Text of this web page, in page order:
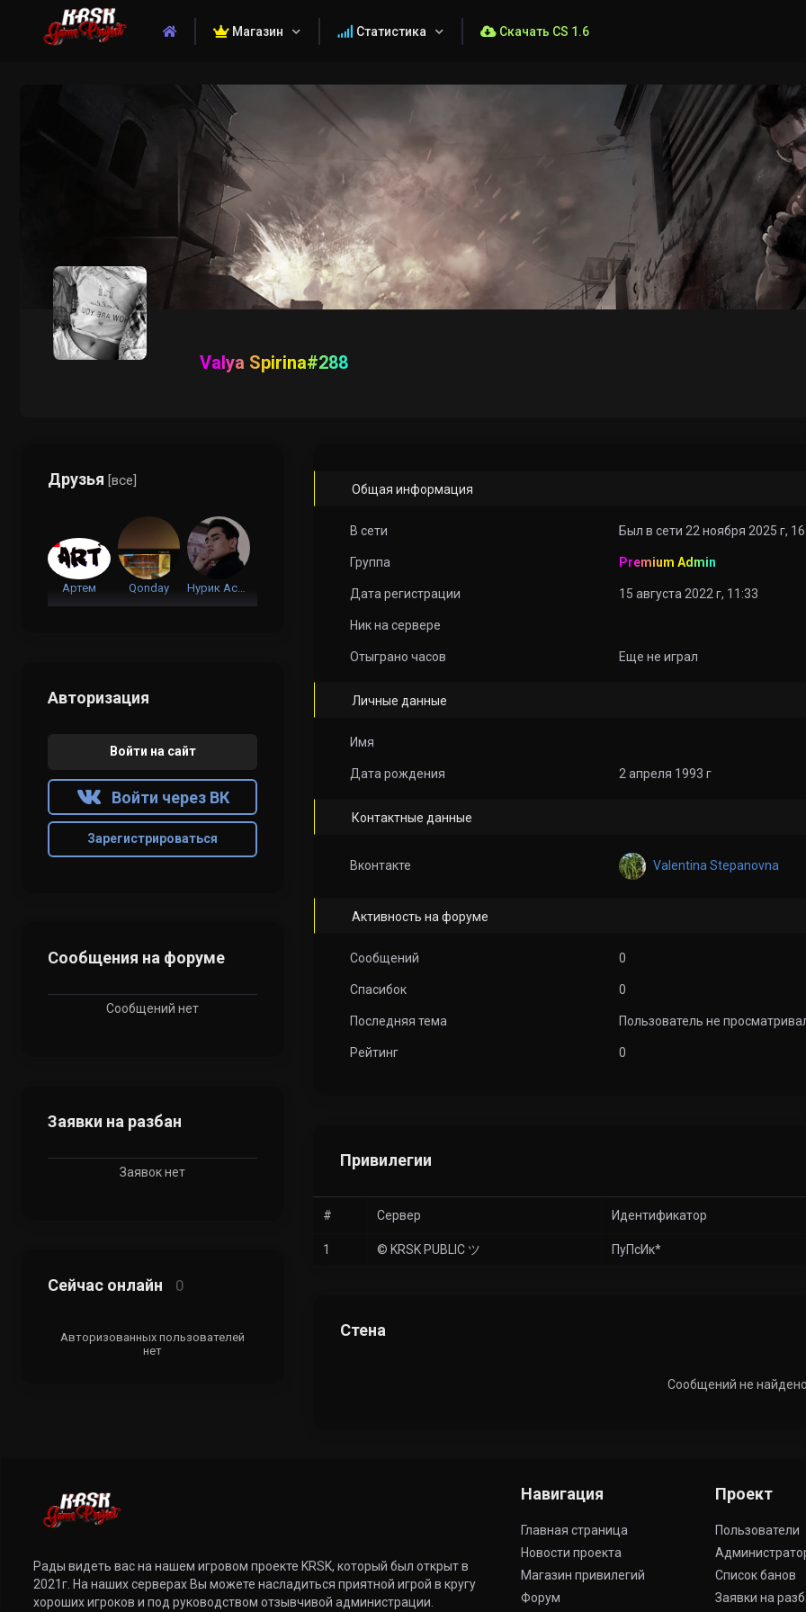
Магазин Статистика Скачать CS 1.6
Valya Spirina#288
Друзья [все]
Артем Qonday
Авторизация
Войти на сайт
Войти через ВК
Зарегистрироваться
Сообщения на форуме
Сообщений нет
Заявки на разбан
Заявок нет
Сейчас онлайн 0
Авторизованных пользователей
нет
Общая информация
В сети Был в сети 22 ноября 2025 г,
Группа Premium Admin
Дата регистрации 15 августа 2022 г, 11:33
Ник на сервере
Отыграно часов Еще не играл
Личные данные
Имя
Дата рождения 2 апреля 1993 г
Контактные данные
Вконтакте Valentina Stepanovna
Активность на форуме
Сообщений 0
Спасибок 0
Последняя тема Пользователь не
Рейтинг 0
Привилегии
# Сервер Идентификатор
1 © KRSK PUBLIC ツ ПуПсИк*
Стена
Сообщений не
Рады видеть вас на нашем игровом проекте KRSK, который был открыт в
2021г. На наших серверах Вы можете насладиться приятной игрой в кругу
хороших игроков и под руководством отзывчивой администрации.
Навигация
Главная страница
Новости проекта
Магазин привилегий
Форум
Проект
Пользователи
Список банов
Заявки на